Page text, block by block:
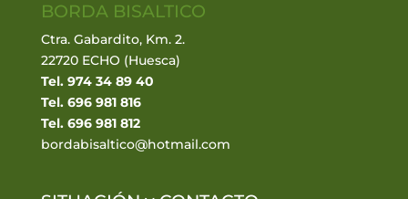
BORDA BISALTICO
Ctra. Gabardito, Km. 2.
22720 ECHO (Huesca)
Tel. 974 34 89 40
Tel. 696 981 816
Tel. 696 981 812
bordabisaltico@hotmail.com